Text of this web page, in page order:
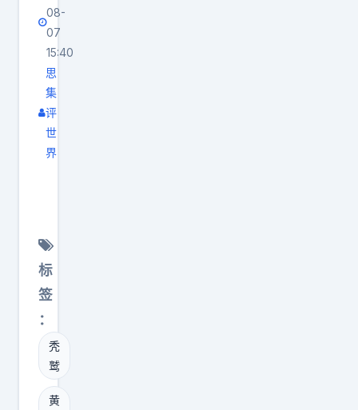
08-
07
15:40
思
集
评
世
界
鹫
才
是
得
最
高
的
标
签
：
秃
鹫
黄